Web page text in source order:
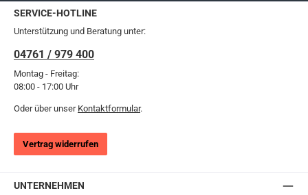
SERVICE-HOTLINE
Unterstützung und Beratung unter:
04761 / 979 400
Montag - Freitag:
08:00 - 17:00 Uhr
Oder über unser Kontaktformular.
Vertrag widerrufen
UNTERNEHMEN